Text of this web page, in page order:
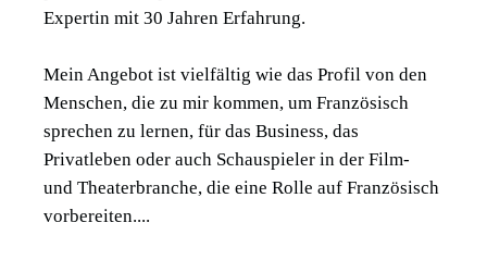
Expertin mit 30 Jahren Erfahrung.
Mein Angebot ist vielfältig wie das Profil von den
Menschen, die zu mir kommen, um Französisch
sprechen zu lernen, für das Business, das
Privatleben oder auch Schauspieler in der Film-
und Theaterbranche, die eine Rolle auf Französisch
vorbereiten....